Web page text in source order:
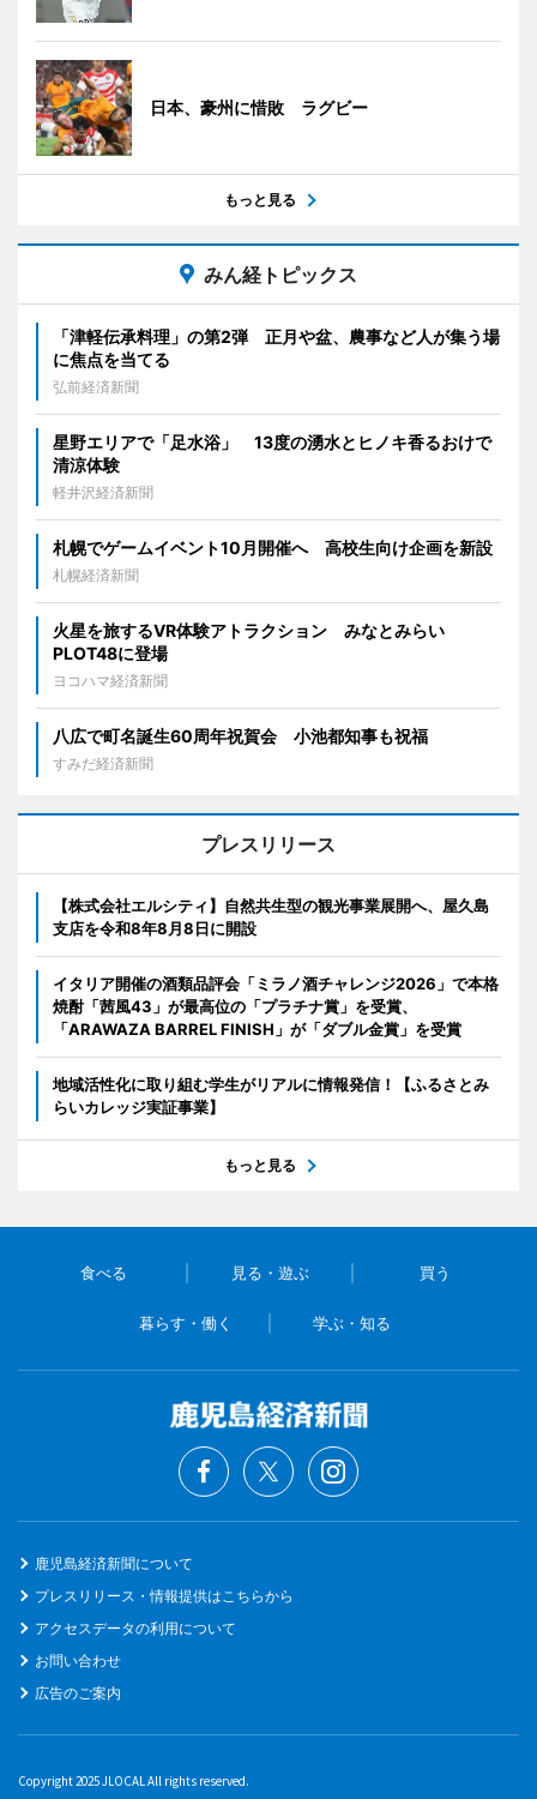
日本、豪州に惜敗 ラグビー
もっと見る
みん経トピックス
「津軽伝承料理」の第2弾 正月や盆、農事など人が集う場
に焦点を当てる
弘前経済新聞
星野エリアで「足水浴」 13度の湧水とヒノキ香るおけで
清涼体験
軽井沢経済新聞
札幌でゲームイベント10月開催へ 高校生向け企画を新設
札幌経済新聞
火星を旅するVR体験アトラクション みなとみらい
PLOT48に登場
ヨコハマ経済新聞
八広で町名誕生60周年祝賀会 小池都知事も祝福
すみだ経済新聞
プレスリリース
【株式会社エルシティ】自然共生型の観光事業展開へ、屋久島
支店を令和8年8月8日に開設
イタリア開催の酒類品評会「ミラノ酒チャレンジ2026」で本格
焼酎「茜風43」が最高位の「プラチナ賞」を受賞、
「ARAWAZA BARREL FINISH」が「ダブル金賞」を受賞
地域活性化に取り組む学生がリアルに情報発信！【ふるさとみ
らいカレッジ実証事業】
もっと見る
食べる 見る・遊ぶ 買う
暮らす・働く 学ぶ・知る
鹿児島経済新聞について
プレスリリース・情報提供はこちらから
アクセスデータの利用について
お問い合わせ
広告のご案内
Copyright 2025 JLOCAL All rights reserved.